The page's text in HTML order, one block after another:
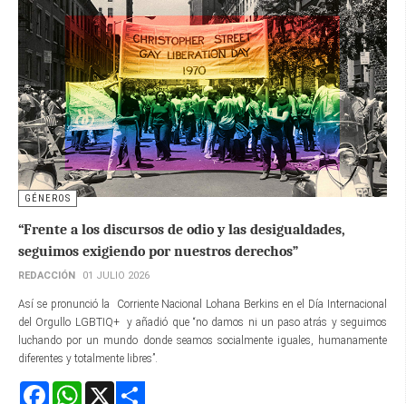
GÉNEROS
“Frente a los discursos de odio y las desigualdades,
seguimos exigiendo por nuestros derechos”
REDACCIÓN 01 JULIO 2026
Así se pronunció la Corriente Nacional Lohana Berkins en el Día Internacional
del Orgullo LGBTIQ+ y añadió que “no damos ni un paso atrás y seguimos
luchando por un mundo donde seamos socialmente iguales, humanamente
diferentes y totalmente libres”.
FacebookWhatsApp